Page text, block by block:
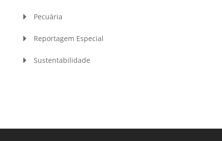
Pecuária
Reportagem Especial
Sustentabilidade